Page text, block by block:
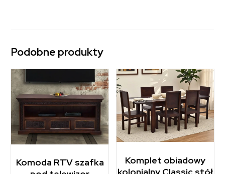
Podobne produkty
Komoda RTV szafka
Komplet obiadowy